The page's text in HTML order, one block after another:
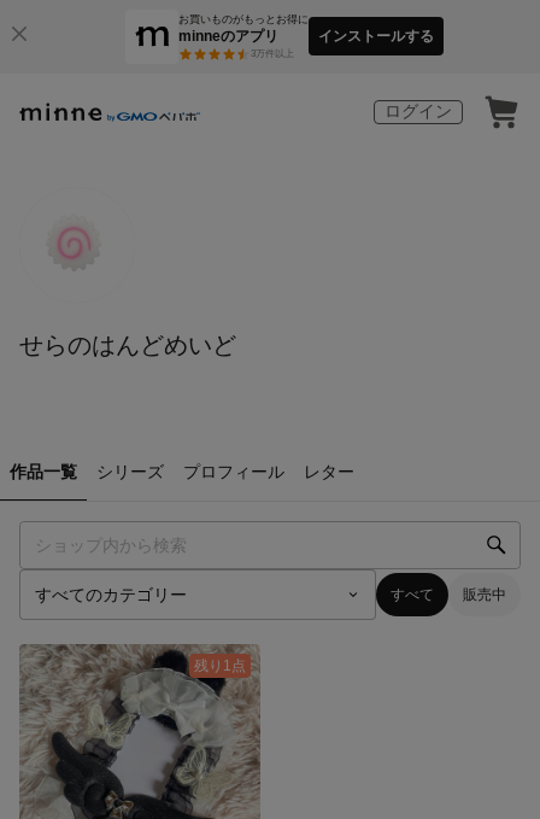
お買いものがもっとお得に
minneのアプリ
3万件以上
インストールする
ログイン
せらのはんどめいど
作品一覧 シリーズ プロフィール レター
すべて 販売中
残り1点